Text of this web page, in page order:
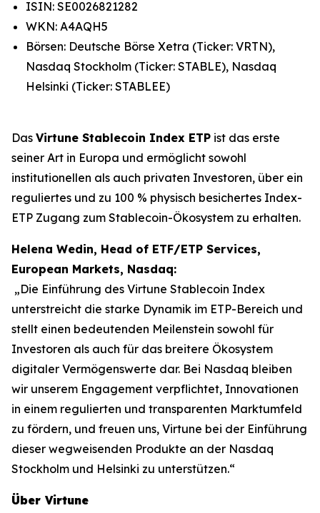
ISIN: SE0026821282
WKN: A4AQH5
Börsen: Deutsche Börse Xetra (Ticker: VRTN),
Nasdaq Stockholm (Ticker: STABLE), Nasdaq
Helsinki (Ticker: STABLEE)
Das Virtune Stablecoin Index ETP ist das erste
seiner Art in Europa und ermöglicht sowohl
institutionellen als auch privaten Investoren, über ein
reguliertes und zu 100 % physisch besichertes Index-
ETP Zugang zum Stablecoin-Ökosystem zu erhalten.
Helena Wedin, Head of ETF/ETP Services,
European Markets, Nasdaq:
„Die Einführung des Virtune Stablecoin Index
unterstreicht die starke Dynamik im ETP-Bereich und
stellt einen bedeutenden Meilenstein sowohl für
Investoren als auch für das breitere Ökosystem
digitaler Vermögenswerte dar. Bei Nasdaq bleiben
wir unserem Engagement verpflichtet, Innovationen
in einem regulierten und transparenten Marktumfeld
zu fördern, und freuen uns, Virtune bei der Einführung
dieser wegweisenden Produkte an der Nasdaq
Stockholm und Helsinki zu unterstützen.“
Über Virtune